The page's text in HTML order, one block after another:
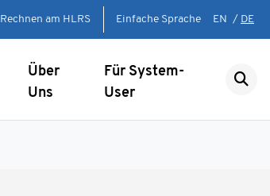
Rechnen am HLRS Einfache Sprache EN / DE
Über
Uns
Für System-
User